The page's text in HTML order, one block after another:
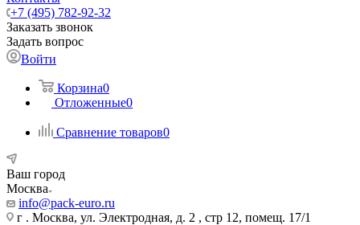
+7 (495) 782-92-32
Заказать звонок
Задать вопрос
Войти
Корзина0
Отложенные0
Сравнение товаров0
Ваш город
Москва
info@pack-euro.ru
г . Москва, ул. Электродная, д. 2 , стр 12, помещ. 17/1